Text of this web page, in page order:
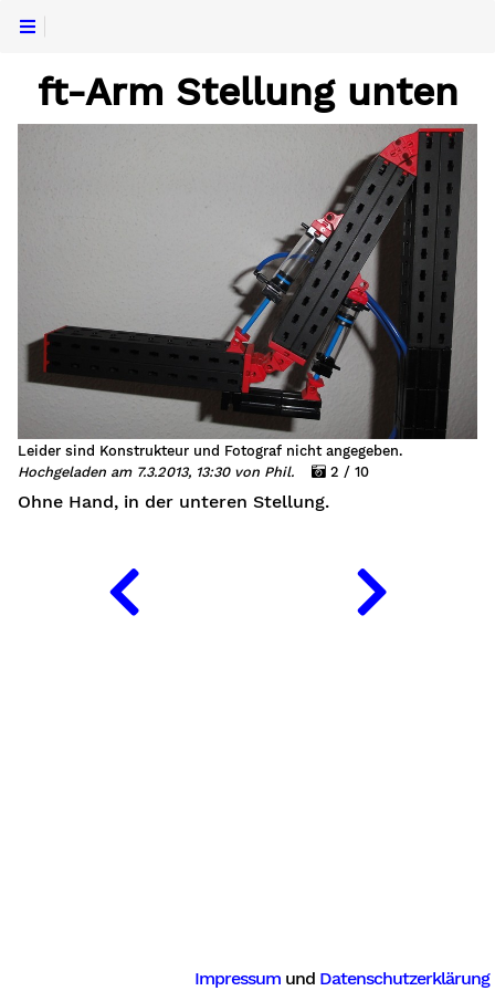
ft-Arm Stellung unten
Leider sind Konstrukteur und Fotograf nicht angegeben.
Hochgeladen am 7.3.2013, 13:30 von Phil.
2 / 10
Ohne Hand, in der unteren Stellung.
Impressum und Datenschutzerklärung